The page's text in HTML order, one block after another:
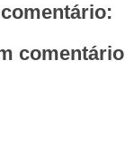
comentário